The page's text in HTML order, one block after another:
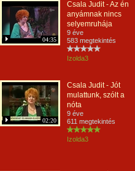
04:35
Csala Judit - Az én
anyámnak nincs
selyemruhája
9 éve
583 megtekintés
Izolda3
02:20
Csala Judit - Jót
mulattunk, szólt a
nóta
9 éve
611 megtekintés
Izolda3